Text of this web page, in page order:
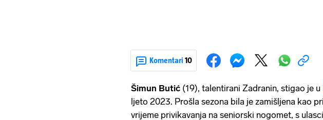
Komentari 10
Šimun Butić (19), talentirani Zadranin, stigao je u
ljeto 2023. Prošla sezona bila je zamišljena kao
vrijeme privikavanja na seniorski nogomet, s